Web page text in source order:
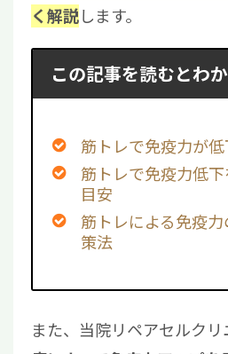
く解説します。
この記事を読むとわ
筋トレで免疫力が
筋トレで免疫力低
目安
筋トレによる免疫
策法
また、当院リペアセルクリ